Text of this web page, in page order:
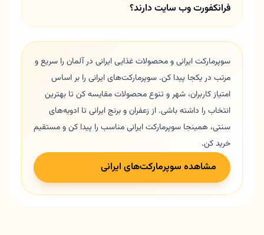
فرانکفورت وب سایت دارند؟
سوپرمارکت ایرانی و محصولات غذایی ایرانی در آلمان را سریع و
مرتب در یکجا پیدا کن. سوپرمارکت‌های ایرانی را بر اساس
امتیاز کاربران، شهر و تنوع محصولات مقایسه کن تا بهترین
انتخاب را داشته باشی. از زعفران و برنج ایرانی تا ادویه‌های
سنتی، همینجا سوپرمارکت ایرانی مناسب را پیدا کن و مستقیم
خرید کن.
مشاهده سوپرمارکت‌های ایرانی